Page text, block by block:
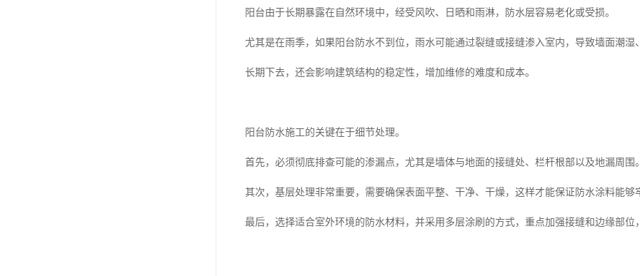
阳台由于长期暴露在自然环境中，经受风吹、日晒和雨淋，防水层容易老化或受损。
尤其是在雨季，如果阳台防水不到位，雨水可能通过裂缝或接缝渗入室内，导致墙面潮湿
长期下去，还会影响建筑结构的稳定性，增加维修的难度和成本。
阳台防水施工的关键在于细节处理。
首先，必须彻底排查可能的渗漏点，尤其是墙体与地面的接缝处、栏杆根部以及地漏周围
其次，基层处理非常重要，需要确保表面平整、干净、干燥，这样才能保证防水涂料能够
最后，选择适合室外环境的防水材料，并采用多层涂刷的方式，重点加强接缝和边缘部位